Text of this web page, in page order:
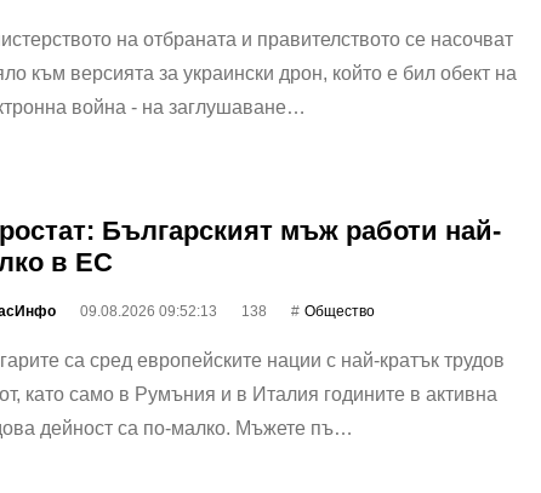
на отбраната и правителството се насочват
към версията за украински дрон, който е бил обект на
война - на заглушаване…
Българският мъж работи най-
в ЕС
09.08.2026 09:52:13 138 Общество
са сред европейските нации с най-кратък трудов
като само в Румъния и в Италия годините в активна
дейност са по-малко. Мъжете пъ…